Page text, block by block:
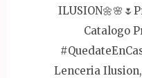
Catalogo
Lenceria